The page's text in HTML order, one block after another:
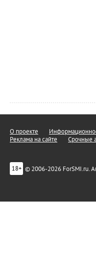
О проекте
Реклама на сайте
Срочные
18+ © 2006-2026 ForSMI.ru.